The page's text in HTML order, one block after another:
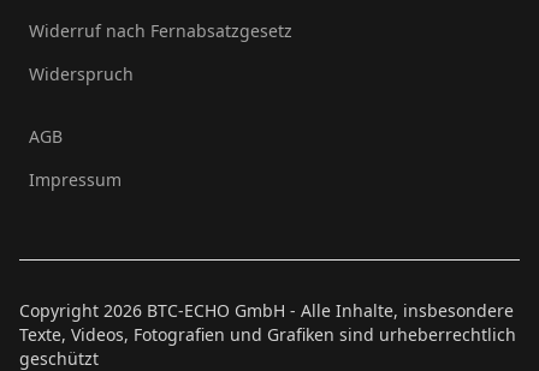
Widerruf nach Fernabsatzgesetz
Widerspruch
AGB
Impressum
Copyright 2026 BTC-ECHO GmbH - Alle Inhalte, insbesondere
Texte, Videos, Fotografien und Grafiken sind urheberrechtlich
geschützt